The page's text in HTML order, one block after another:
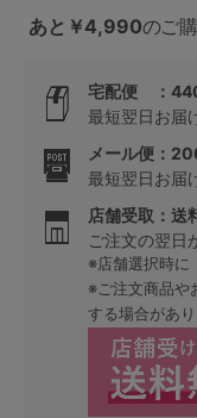
あと￥4,990のご
宅配便 ：
最短翌日お届
メール便：
最短翌日お届
店舗受取：送
ご注文の翌日
※店舗選択時に
※ご注文商品や
する場合があり